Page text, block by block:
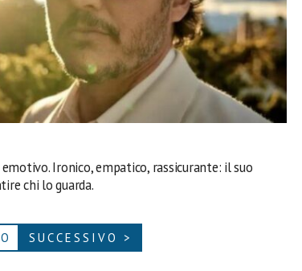
Ironico, empatico, rassicurante: il suo
chi lo guarda.
SUCCESSIVO >